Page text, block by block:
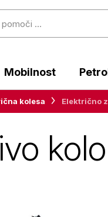
Mobilnost
kolesa Električno